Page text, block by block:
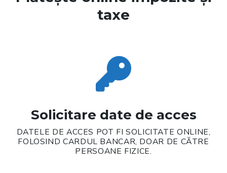
taxe
Solicitare date de acces
DATELE DE ACCES POT FI SOLICITATE ONLINE,
FOLOSIND CARDUL BANCAR, DOAR DE CĂTRE
PERSOANE FIZICE.